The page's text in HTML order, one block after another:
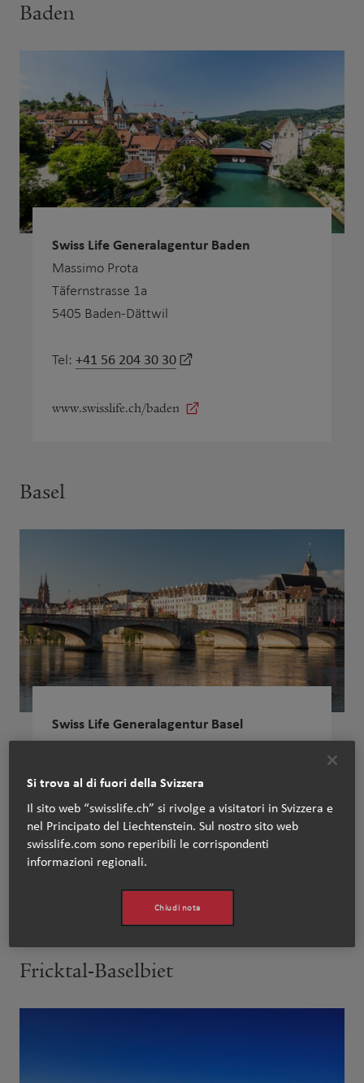
Baden
Swiss Life Generalagentur Baden
Massimo Prota
Täfernstrasse 1a
5405 Baden-Dättwil
Tel: +41 56 204 30 30
www.swisslife.ch/baden
Basel
Swiss Life Generalagentur Basel
4051 Basel
Tel: +41 61 227 88 33
www.swisslife.ch/basel
Fricktal-Baselbiet
Si trova al di fuori della Svizzera
Il sito web “swisslife.ch” si rivolge a visitatori in Svizzera e
nel Principato del Liechtenstein. Sul nostro sito web
swisslife.com sono reperibili le corrispondenti
informazioni regionali.
Chiudi nota